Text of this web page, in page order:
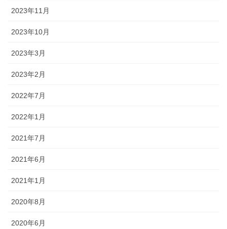
2023年11月
2023年10月
2023年3月
2023年2月
2022年7月
2022年1月
2021年7月
2021年6月
2021年1月
2020年8月
2020年6月